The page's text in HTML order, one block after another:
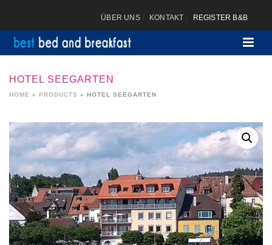
ÜBER UNS KONTAKT REGISTER B&B
HOTEL SEEGARTEN
HOME » PRODUCTS » HOTEL SEEGARTEN